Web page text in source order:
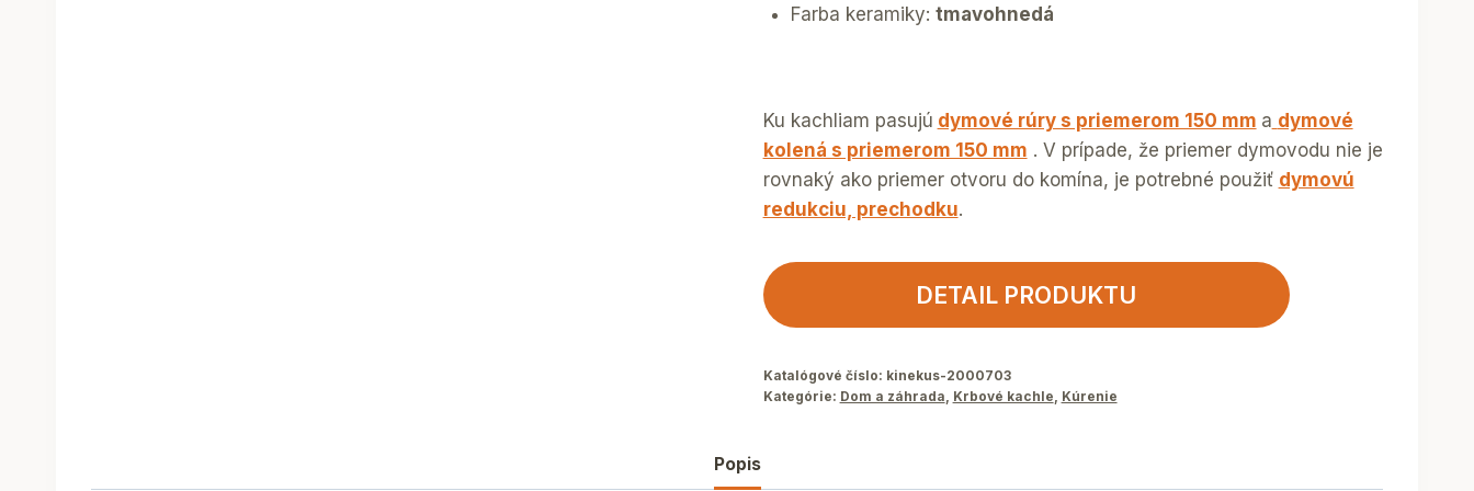
Farba keramiky:tmavohnedá
Ku kachliam pasujú dymové rúry s priemerom 150 mm a dymové
kolená s priemerom 150 mm . V prípade, že priemer dymovodu nie je
rovnaký ako priemer otvoru do komína, je potrebné použiť dymovú
redukciu, prechodku.
DETAIL PRODUKTU
Katalógové číslo: kinekus-2000703
Kategórie: Dom a záhrada Krbové kachle Kúrenie
Popis